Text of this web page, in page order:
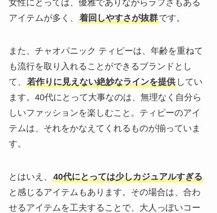
女性にとっては、優雅でありながらラフさもある
アイテムが多く、 着回しやすさが抜群です。
また、チャオパニック ティピーは、年齢を重ねて
も流行を取り入れることができるブランドとし
て、 若作りに見えない絶妙なラインを提供してい
ます。40代にとって大事なのは、無理なく自分ら
しいファッションを楽しむこと。ティピーのアイ
テムは、それをかなえてくれるものが揃っていま
す。
とはいえ、 40代にとっては少しカジュアルすぎる
と感じるアイテムもあります。その場合は、合わ
せるアイテムを工夫することで、大人っぽいコー